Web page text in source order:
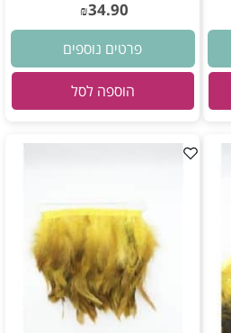
₪34.90
פרטים נוספים
הוספה לסל